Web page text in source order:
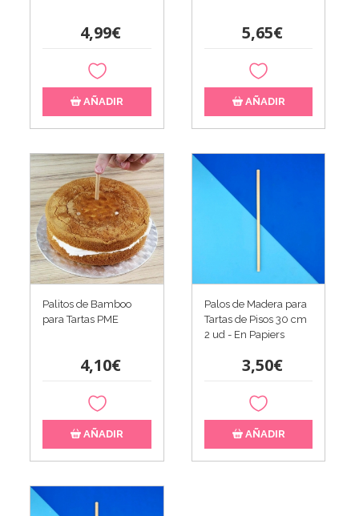
4,99€
AÑADIR
5,65€
AÑADIR
Palitos de Bamboo
para Tartas PME
4,10€
AÑADIR
Palos de Madera para
Tartas de Pisos 30 cm
2 ud - En Papiers
3,50€
AÑADIR